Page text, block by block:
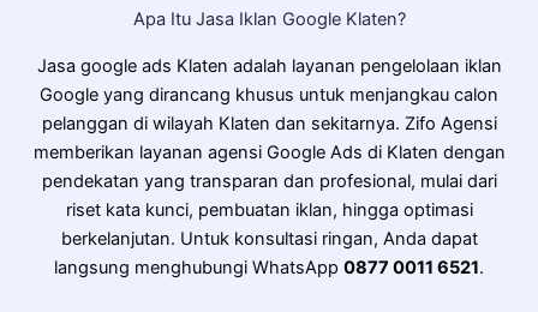
Apa Itu Jasa Iklan Google Klaten?
Jasa google ads Klaten adalah layanan pengelolaan iklan
Google yang dirancang khusus untuk menjangkau calon
pelanggan di wilayah Klaten dan sekitarnya. Zifo Agensi
memberikan layanan agensi Google Ads di Klaten dengan
pendekatan yang transparan dan profesional, mulai dari
riset kata kunci, pembuatan iklan, hingga optimasi
berkelanjutan. Untuk konsultasi ringan, Anda dapat
langsung menghubungi WhatsApp 0877 0011 6521.